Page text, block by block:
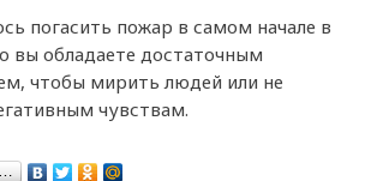
погасить пожар в самом начале в
вы обладаете достаточным
чтобы мирить людей или не
чувствам.